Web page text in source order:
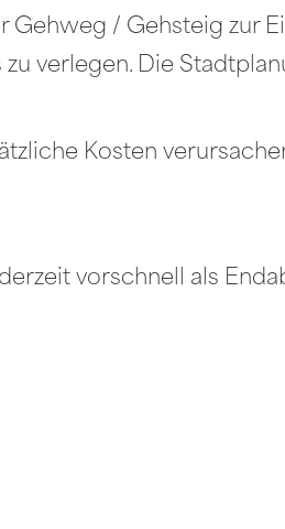
/ Gehsteig zur
verlegen. Die
Kosten
vorschnell als